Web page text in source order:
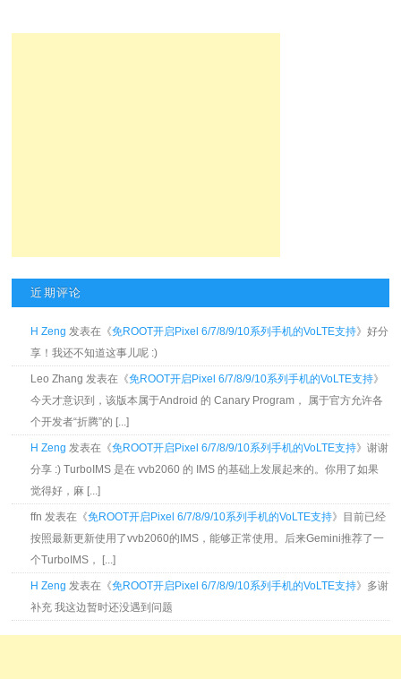
近期评论
H Zeng 发表在《免ROOT开启Pixel 6/7/8/9/10系列手机的VoLTE支持》好分
享！我还不知道这事儿呢 :)
Leo Zhang 发表在《免ROOT开启Pixel 6/7/8/9/10系列手机的VoLTE支持》
今天才意识到，该版本属于Android 的 Canary Program， 属于官方允许各
个开发者“折腾”的 [...]
H Zeng 发表在《免ROOT开启Pixel 6/7/8/9/10系列手机的VoLTE支持》谢谢
分享 :) TurboIMS 是在 vvb2060 的 IMS 的基础上发展起来的。你用了如果
觉得好，麻 [...]
ffn 发表在《免ROOT开启Pixel 6/7/8/9/10系列手机的VoLTE支持》目前已经
按照最新更新使用了vvb2060的IMS，能够正常使用。后来Gemini推荐了一
个TurboIMS， [...]
H Zeng 发表在《免ROOT开启Pixel 6/7/8/9/10系列手机的VoLTE支持》多谢
补充 我这边暂时还没遇到问题